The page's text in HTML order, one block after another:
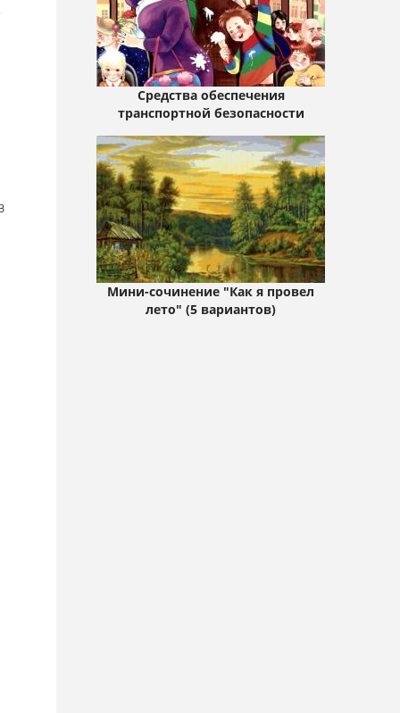
Средства обеспечения
транспортной безопасности
Мини-сочинение "Как я провел
лето" (5 вариантов)